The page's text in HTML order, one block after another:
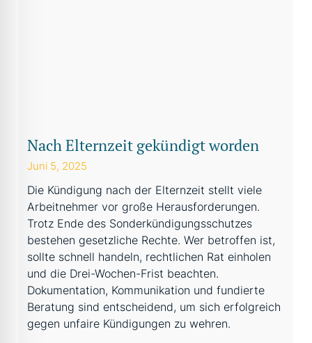
Nach Elternzeit gekündigt worden
Juni 5, 2025
Die Kündigung nach der Elternzeit stellt viele
Arbeitnehmer vor große Herausforderungen.
Trotz Ende des Sonderkündigungsschutzes
bestehen gesetzliche Rechte. Wer betroffen ist,
sollte schnell handeln, rechtlichen Rat einholen
und die Drei-Wochen-Frist beachten.
Dokumentation, Kommunikation und fundierte
Beratung sind entscheidend, um sich erfolgreich
gegen unfaire Kündigungen zu wehren.